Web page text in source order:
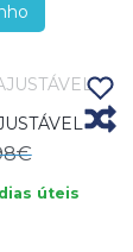
úteis